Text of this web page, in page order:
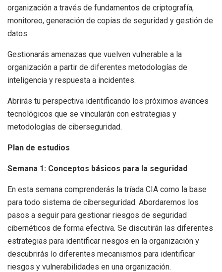
organización a través de fundamentos de criptografía,
monitoreo, generación de copias de seguridad y gestión de
datos.
Gestionarás amenazas que vuelven vulnerable a la
organización a partir de diferentes metodologías de
inteligencia y respuesta a incidentes.
Abrirás tu perspectiva identificando los próximos avances
tecnológicos que se vincularán con estrategias y
metodologías de ciberseguridad.
Plan de estudios
Semana 1: Conceptos básicos para la seguridad
En esta semana comprenderás la tríada CIA como la base
para todo sistema de ciberseguridad. Abordaremos los
pasos a seguir para gestionar riesgos de seguridad
cibernéticos de forma efectiva. Se discutirán las diferentes
estrategias para identificar riesgos en la organización y
descubrirás lo diferentes mecanismos para identificar
riesgos y vulnerabilidades en una organización.